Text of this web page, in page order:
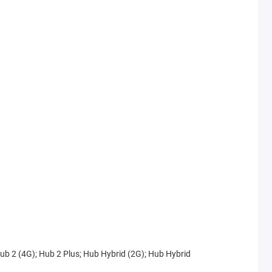
2 (4G); Hub 2 Plus; Hub Hybrid (2G); Hub Hybrid